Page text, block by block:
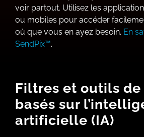
voir partout. Utilisez les
ou mobiles pour accéder
où que vous en ayez besoin. En
SendPix™.
Filtres et outils
basés sur
artificielle (IA)